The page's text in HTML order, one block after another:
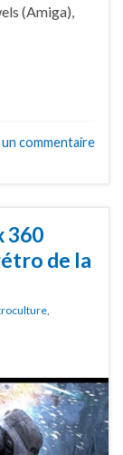
(Amiga),
commentaire
360
de la